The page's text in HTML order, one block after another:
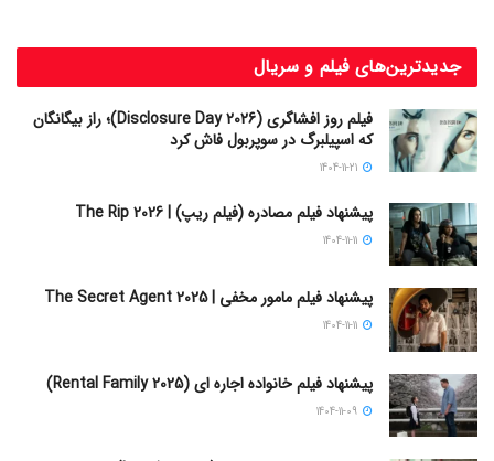
جدیدترین‌های فیلم و سریال
فیلم روز افشاگری (Disclosure Day 2026)؛ راز بیگانگان
که اسپیلبرگ در سوپربول فاش کرد
پیشنهاد فیلم مصادره (فیلم ریپ) | The Rip 2026
پیشنهاد فیلم مامور مخفی | The Secret Agent 2025
پیشنهاد فیلم خانواده اجاره‌ ای (Rental Family 2025)